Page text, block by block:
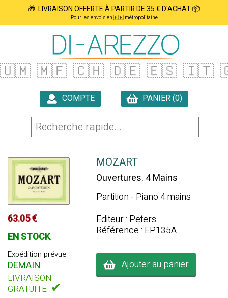
🎁 LIVRAISON OFFERTE À PARTIR DE 35 € D'ACHAT 📦
Pour les envois en 🇫🇷 métropolitaine
🇺🇲 🇲🇫 🇨🇭 🇩🇪 🇪🇸 🇮🇹
COMPTE
PANIER (0)
63.05 €
EN STOCK
Expédition prévue
DEMAIN
LIVRAISON
GRATUITE ✔
MOZART
Ouvertures. 4 Mains
Partition - Piano 4 mains
Editeur : Peters
Référence : EP135A
Ajouter au panier